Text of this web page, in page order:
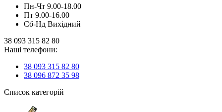
Пн-Чт 9.00-18.00
Пт 9.00-16.00
Сб-Нд Вихідний
38 093 315 82 80
Наші телефони:
38 093 315 82 80
38 096 872 35 98
Список категорій